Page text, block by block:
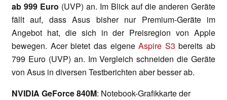
ab 999 Euro (UVP) an. Im Blick auf die anderen Geräte
fällt auf, dass Asus bisher nur Premium-Geräte im
Angebot hat, die sich in der Preisregion von Apple
bewegen. Acer bietet das eigeneAspire S3 bereits ab
799 Euro (UVP) an. Im Vergleich schneiden die Geräte
von Asus in diversen Testberichten aber besser ab.
NVIDIA GeForce 840M: Notebook-Grafikkarte der